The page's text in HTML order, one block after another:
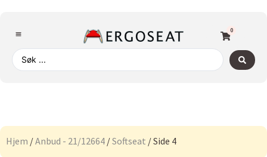
0
Hjem /Anbud - 21/12664 /Softseat / Side 4